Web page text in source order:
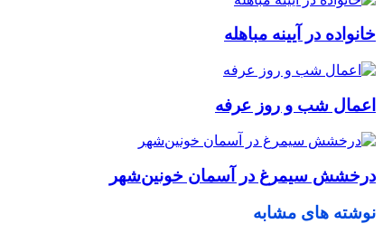
خانواده در آیینه مباهله
اعمال شب و روز عرفه
درخشش سیمرغ در آسمان خونین‌شهر
نوشته های مشابه